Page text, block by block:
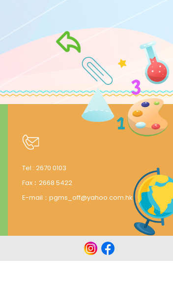
Tel : 2670 0103
Fax︰ 2668 5422
E-mail： pgms_off@yahoo.com.hk